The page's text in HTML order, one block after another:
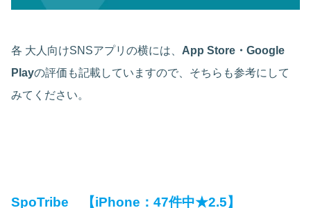
各 大人向けSNSアプリの横には、 App Store・Google
Playの評価も記載していますので、そちらも参考にして
みてください。
SpoTribe 【iPhone：47件中★2.5】